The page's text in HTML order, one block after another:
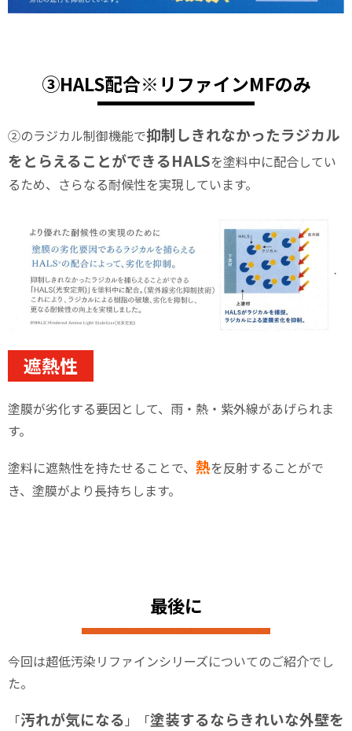
③HALS配合※リファインMFのみ
②のラジカル制御機能で抑制しきれなかったラジカル
をとらえることができるHALSを塗料中に配合してい
るため、さらなる耐候性を実現しています。
遮熱性
塗膜が劣化する要因として、雨・熱・紫外線があげられま
す。
塗料に遮熱性を持たせることで、 熱を反射することがで
き、塗膜がより長持ちします。
最後に
今回は超低汚染リファインシリーズについてのご紹介でし
た。
「汚れが気になる 」「塗装するならきれいな外壁を